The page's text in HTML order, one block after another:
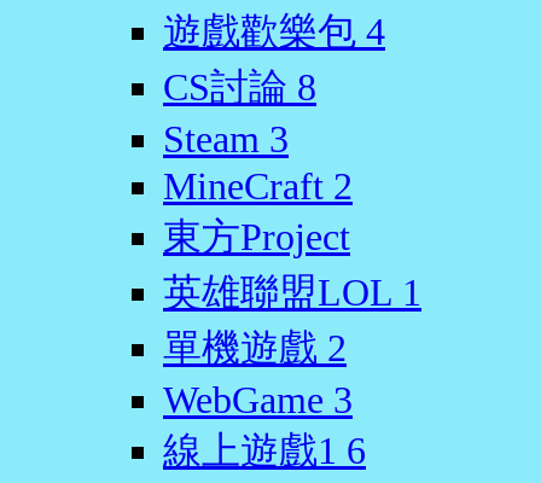
遊戲歡樂包 4
CS討論 8
Steam 3
MineCraft 2
東方Project
英雄聯盟LOL 1
單機遊戲 2
WebGame 3
線上遊戲1 6